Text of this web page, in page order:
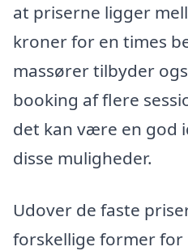
at priserne ligger
kroner for en times
massører tilbyder
booking af flere
det kan være en god
disse muligheder.
Udover de faste
forskellige former for